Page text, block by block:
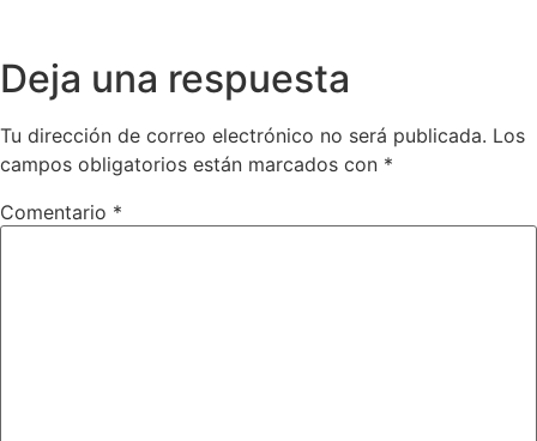
Deja una respuesta
Tu dirección de correo electrónico no será publicada. Los
campos obligatorios están marcados con *
Comentario *